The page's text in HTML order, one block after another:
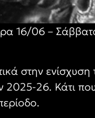
16/06 –
στην ενίσχυση
26. Κάτι που